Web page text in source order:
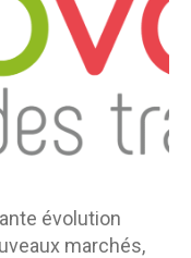
évolution
marchés,